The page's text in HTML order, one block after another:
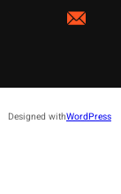
Designed withWordPress